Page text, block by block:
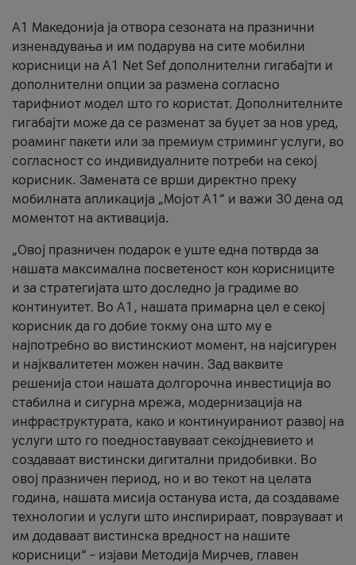
А1 Македонија ја отвора сезоната на празнични
изненадувања и им подарува на сите мобилни
корисници на A1 Net Sef дополнителни гигабајти и
дополнителни опции за размена согласно
тарифниот модел што го користат. Дополнителните
гигабајти може да се разменат за буџет за нов уред,
роаминг пакети или за премиум стриминг услуги, во
согласност со индивидуалните потреби на секој
корисник. Замената се врши директно преку
мобилната апликација „Мојот А1“ и важи 30 дена од
моментот на активација.
„Овој празничен подарок е уште една потврда за
нашата максимална посветеност кон корисниците
и за стратегијата што доследно ја градиме во
континуитет. Во А1, нашата примарна цел е секој
корисник да го добие токму она што му е
најпотребно во вистинскиот момент, на најсигурен
и најквалитетен можен начин. Зад ваквите
решенија стои нашата долгорочна инвестиција во
стабилна и сигурна мрежа, модернизација на
инфраструктурата, како и континуираниот развој на
услуги што го поедноставуваат секојдневието и
создаваат вистински дигитални придобивки. Во
овој празничен период, но и во текот на целата
година, нашата мисија останува иста, да создаваме
технологии и услуги што инспирираат, поврзуваат и
им додаваат вистинска вредност на нашите
корисници“ – изјави Методија Мирчев, главен